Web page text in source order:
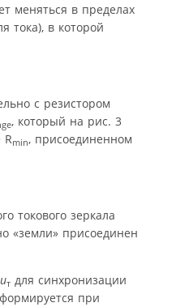
меняться в пределах
тока), в которой
с резистором
, который на рис. 3
Rmin, присоединенном
токового зеркала
«земли» присоединен
uт для синхронизации
при